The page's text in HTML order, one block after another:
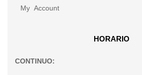
My Account
HORARIO
CONTINUO: